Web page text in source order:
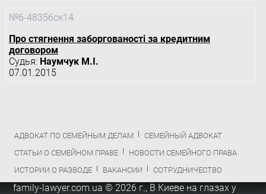
№6-48356ск14
Про стягнення заборгованості за кредитним
договором
Судья: Наумчук М.І.
07.01.2015
АДВОКАТ ПО СЕМЕЙНЫМ ДЕЛАМ
СЕМЕЙНЫЙ АДВОКАТ
СТАТЬИ О СЕМЕЙНОМ ПРАВЕ
НОВОСТИ СЕМЕЙНОГО ПРАВА
ИСТОРИИ О РАЗВОДЕ
ВАКАНСИИ СОТРУДНИЧЕСТВО
family-lawyer.com.ua © 2026 г., В Киеве на глазах у